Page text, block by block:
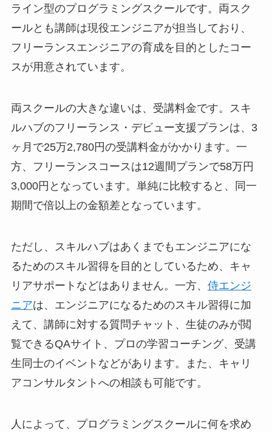
ライン型のプログラミングスクールです。両スク
ールとも講師は現役エンジニアが担当しており、
フリーランスエンジニアの育成を目的としたコー
スが用意されています。
両スクールの大きな違いは、受講料金です。スキ
ルハブのフリーランス・デビュー支援プランは、3
ヶ月で25万2,780円の受講料金がかかります。一
方、フリーランスコースは12週間プランで58万円
3,000円となっています。単純に比較すると、同一
期間で倍以上の金額差となっています。
ただし、スキルハブはあくまでもエンジニアにな
るためのスキル習得を目的としているため、キャ
リアサポートなどはありません。一方、 侍エンジ
ニアは、エンジニアになるためのスキル習得に加
えて、講師に対する質問チャット、生徒のみが閲
覧できるQAサイト、プロの学習コーチング、受講
生同士のイベントなどがあります。また、キャリ
アコンサルタントへの相談も可能です。
人によって、プログラミングスクールに何を求め